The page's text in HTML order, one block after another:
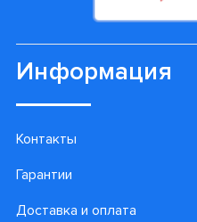
Информация
Контакты
Гарантии
Доставка и оплата